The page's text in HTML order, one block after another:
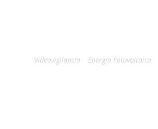
Videovigilancia Energía Fotovoltaica